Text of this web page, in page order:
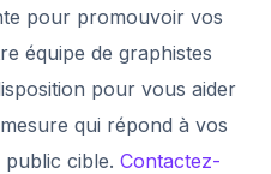
pour promouvoir vos
équipe de graphistes
pour vous aider
qui répond à vos
public cible.Contactez-